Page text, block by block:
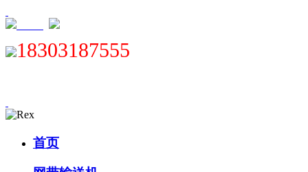
18303187555
首页